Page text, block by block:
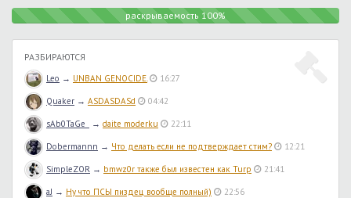
раскрываемость 100%
РАЗБИРАЮТСЯ
Leo → UNBAN GENOCIDE. 16:27
Quaker → ASDASDASd 04:42
sAb0TaGe_ → daite moderku 22:11
Dobermannn → Что делать если не подтверждает стим? 12:21
SimpleZOR → bmwz0r также был известен как Turp 21:41
aJ → Ну что ПСЫ пиздец вообще полный) 22:56